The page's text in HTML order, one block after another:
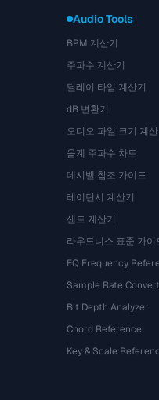
Audio Tools
BPM 계산기
주파수 계산기
딜레이 타임 계산기
dB 변환기
오디오 파일 크기 계산
음계 주파수 차트
데시벨 참조 가이드
레이턴시 계산기
센트 계산기
라우드니스 표준 가이
EQ Frequency
Sample Rate
Bit Depth Analyzer
Chord Reference
Key & Scale